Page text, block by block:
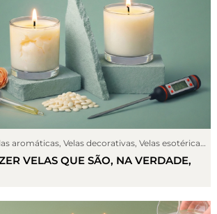
aromáticas Velas decorativas Velas esotéricas ,
VELAS QUE SÃO, NA VERDADE,